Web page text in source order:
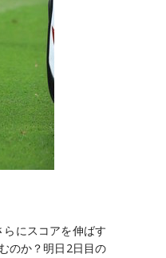
にスコアを伸ばす
のか？明日2日目の